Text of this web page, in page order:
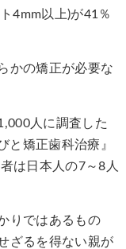
4mm以上)が41％
かの矯正が必要な
人に調査した
と矯正歯科治療』
は日本人の7～8人
りではあるもの
ざるを得ない親が